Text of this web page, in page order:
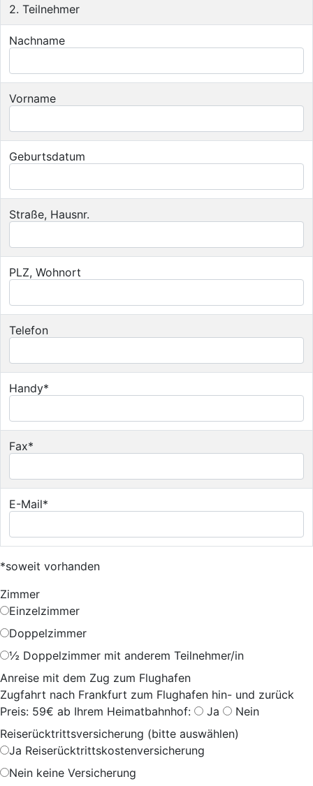
2. Teilnehmer
Nachname
Vorname
Geburtsdatum
Straße, Hausnr.
PLZ, Wohnort
Telefon
Handy*
Fax*
E-Mail*
*soweit vorhanden
Zimmer
Einzelzimmer
Doppelzimmer
½ Doppelzimmer mit anderem Teilnehmer/in
Anreise mit dem Zug zum Flughafen
Zugfahrt nach Frankfurt zum Flughafen hin- und zurück
Preis: 59€ ab Ihrem Heimatbahnhof:
Ja
Nein
Reiserücktrittsversicherung (bitte auswählen)
Ja Reiserücktrittskostenversicherung
Nein keine Versicherung